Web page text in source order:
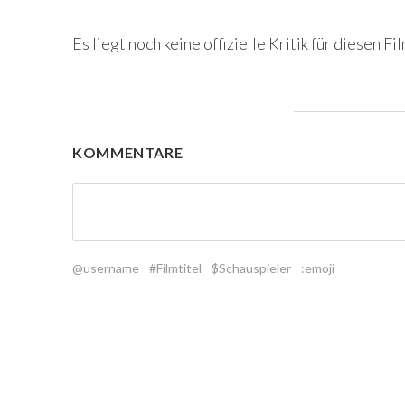
Es liegt noch keine offizielle Kritik für diesen
KOMMENTARE
@username #Filmtitel $Schauspieler :emoji